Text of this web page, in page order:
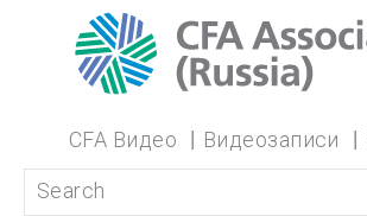
CFA Видео Видеозаписи